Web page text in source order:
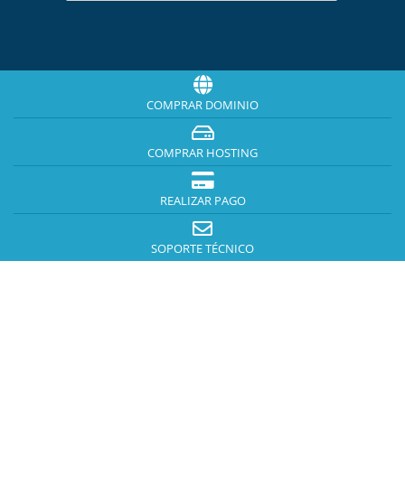
COMPRAR DOMINIO
COMPRAR HOSTING
REALIZAR PAGO
SOPORTE TÉCNICO